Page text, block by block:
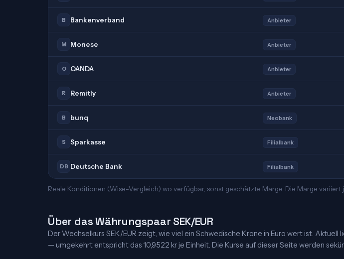
B Bankenverband Anbieter
M Monese Anbieter
O OANDA Anbieter
R Remitly Anbieter
B bunq Neobank
S Sparkasse Filialbank
DB Deutsche Bank Filialbank
Reale Konditionen (Wise-Vergleich) wo verfügbar, sonst geschätzte Marge. Die Marge
Über das Währungspaar SEK/EUR
Der Wechselkurs SEK/EUR zeigt, wie viel ein Schwedische Krone in Euro wert ist.
— umgekehrt entspricht das 10,9522 kr je Einheit. Die Kurse auf dieser Seite werden